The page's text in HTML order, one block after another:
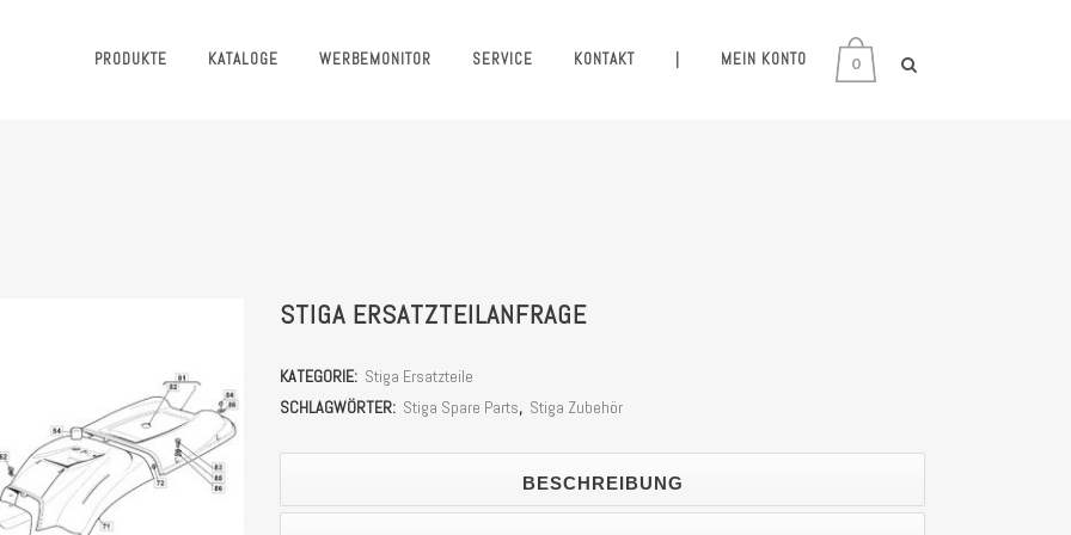
0
PRODUKTE KATALOGE WERBEMONITOR SERVICE KONTAKT MEIN KONTO
STIGA ERSATZTEILANFRAGE
KATEGORIE: Stiga Ersatzteile
SCHLAGWÖRTER: Stiga Spare Parts, Stiga Zubehör
BESCHREIBUNG